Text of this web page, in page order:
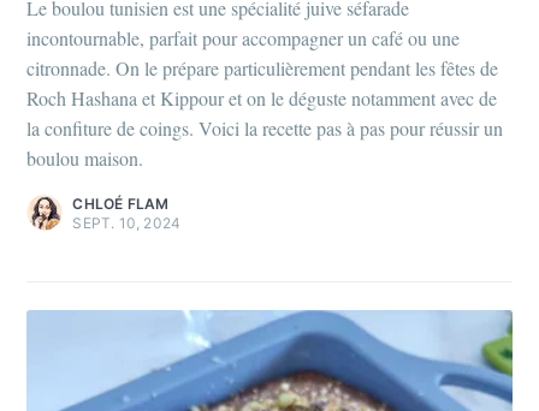
Le boulou tunisien est une spécialité juive séfarade
incontournable, parfait pour accompagner un café ou une
citronnade. On le prépare particulièrement pendant les fêtes de
Roch Hashana et Kippour et on le déguste notamment avec de
la confiture de coings. Voici la recette pas à pas pour réussir un
boulou maison.
CHLOÉ FLAM
SEPT. 10, 2024